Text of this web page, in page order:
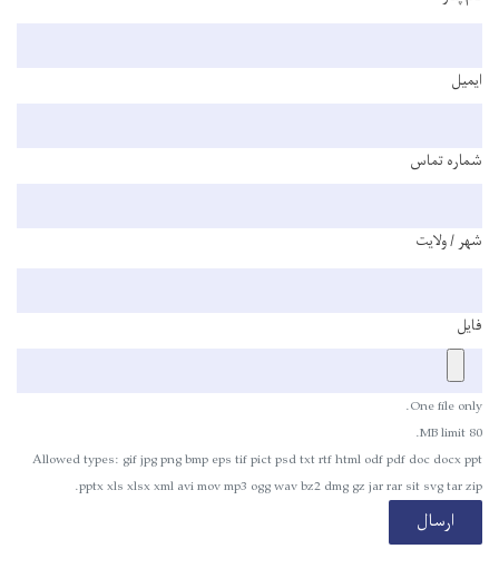
ایمیل
شماره تماس
شهر / ولایت
فایل
One file only.
80 MB limit.
Allowed types: gif jpg png bmp eps tif pict psd txt rtf html odf pdf doc docx ppt
pptx xls xlsx xml avi mov mp3 ogg wav bz2 dmg gz jar rar sit svg tar zip.
ارسال